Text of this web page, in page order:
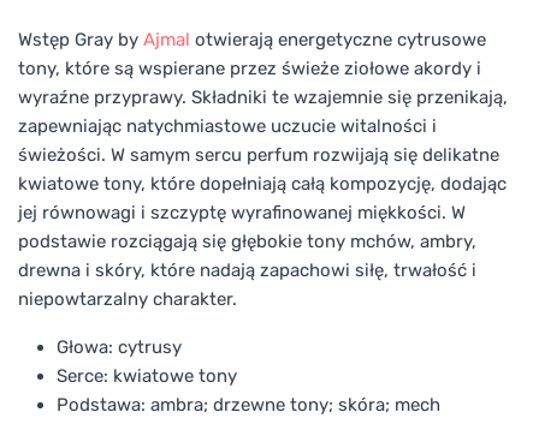
Wstęp Gray by Ajmal otwierają energetyczne cytrusowe
tony, które są wspierane przez świeże ziołowe akordy i
wyraźne przyprawy. Składniki te wzajemnie się przenikają,
zapewniając natychmiastowe uczucie witalności i
świeżości. W samym sercu perfum rozwijają się delikatne
kwiatowe tony, które dopełniają całą kompozycję, dodając
jej równowagi i szczyptę wyrafinowanej miękkości. W
podstawie rozciągają się głębokie tony mchów, ambry,
drewna i skóry, które nadają zapachowi siłę, trwałość i
niepowtarzalny charakter.
Głowa: cytrusy
Serce: kwiatowe tony
Podstawa: ambra; drzewne tony; skóra; mech